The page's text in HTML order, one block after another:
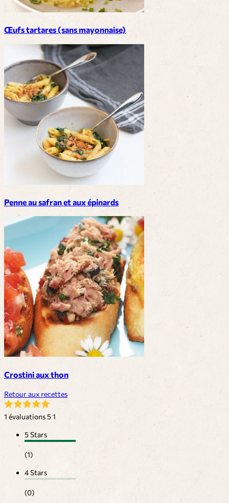
Œufs tartares (sans mayonnaise)
Penne au safran et aux épinards
Crostini aux thon
Retour aux recettes
1 évaluations51
5 Stars
(1)
4 Stars
(0)